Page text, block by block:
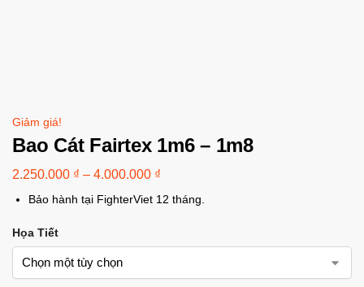
Giảm giá!
Bao Cát Fairtex 1m6 – 1m8
2.250.000 ₫ – 4.000.000 ₫
Bảo hành tại FighterViet 12 tháng.
Họa Tiết